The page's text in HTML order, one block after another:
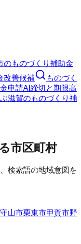
のものづくり補助金
改善候補
ものづく
申請AI 締切と期限高
滋賀のものづくり補
市区町村
検索語の地域意図を
守山市栗東市甲賀市野